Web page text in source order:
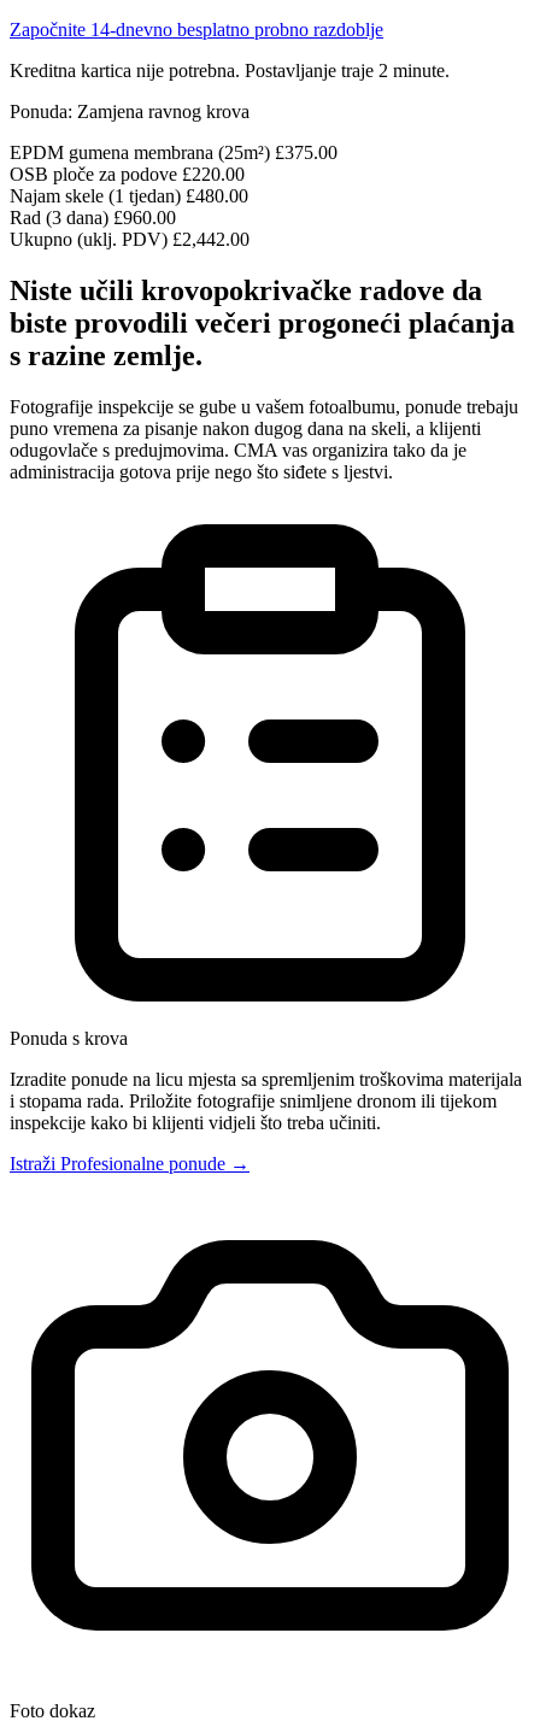
Započnite 14-dnevno besplatno probno razdoblje
Kreditna kartica nije potrebna. Postavljanje traje 2 minute.
Ponuda: Zamjena ravnog krova
EPDM gumena membrana (25m²) £375.00
OSB ploče za podove £220.00
Najam skele (1 tjedan) £480.00
Rad (3 dana) £960.00
Ukupno (uklj. PDV) £2,442.00
Niste učili krovopokrivačke radove da
biste provodili večeri progoneći plaćanja
s razine zemlje.
Fotografije inspekcije se gube u vašem fotoalbumu, ponude trebaju
puno vremena za pisanje nakon dugog dana na skeli, a klijenti
odugovlače s predujmovima. CMA vas organizira tako da je
administracija gotova prije nego što siđete s ljestvi.
Ponuda s krova
Izradite ponude na licu mjesta sa spremljenim troškovima materijala
i stopama rada. Priložite fotografije snimljene dronom ili tijekom
inspekcije kako bi klijenti vidjeli što treba učiniti.
Istraži Profesionalne ponude →
Foto dokaz